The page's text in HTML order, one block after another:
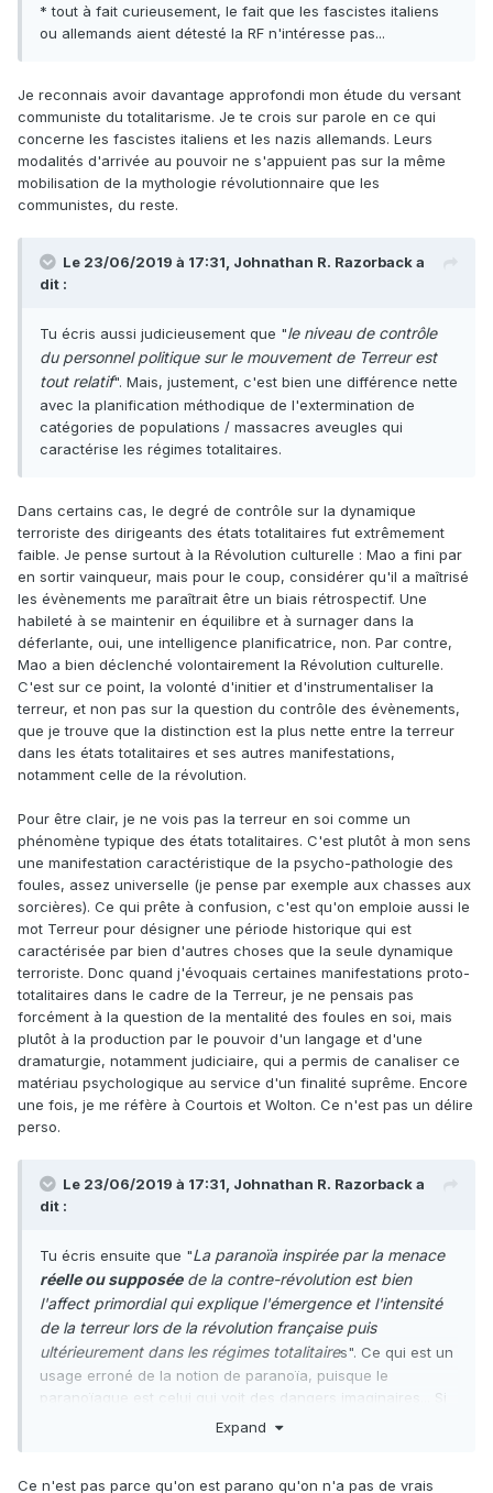
* tout à fait curieusement, le fait que les fascistes italiens
ou allemands aient détesté la RF n'intéresse pas...
Je reconnais avoir davantage approfondi mon étude du versant
communiste du totalitarisme. Je te crois sur parole en ce qui
concerne les fascistes italiens et les nazis allemands. Leurs
modalités d'arrivée au pouvoir ne s'appuient pas sur la même
mobilisation de la mythologie révolutionnaire que les
communistes, du reste.
Le 23/06/2019 à 17:31, Johnathan R. Razorbacka
dit :
Tu écris aussi judicieusement que "le niveau de contrôle
du personnel politique sur le mouvement de Terreur est
tout relatif". Mais, justement, c'est bien une différence nette
avec la planification méthodique de l'extermination de
catégories de populations / massacres aveugles qui
caractérise les régimes totalitaires.
Dans certains cas, le degré de contrôle sur la dynamique
terroriste des dirigeants des états totalitaires fut extrêmement
faible. Je pense surtout à la Révolution culturelle : Mao a fini par
en sortir vainqueur, mais pour le coup, considérer qu'il a maîtrisé
les évènements me paraîtrait être un biais rétrospectif. Une
habileté à se maintenir en équilibre et à surnager dans la
déferlante, oui, une intelligence planificatrice, non. Par contre,
Mao a bien déclenché volontairement la Révolution culturelle.
C'est sur ce point, la volonté d'initier et d'instrumentaliser la
terreur, et non pas sur la question du contrôle des évènements,
que je trouve que la distinction est la plus nette entre la terreur
dans les états totalitaires et ses autres manifestations,
notamment celle de la révolution.
Pour être clair, je ne vois pas la terreur en soi comme un
phénomène typique des états totalitaires. C'est plutôt à mon sens
une manifestation caractéristique de la psycho-pathologie des
foules, assez universelle (je pense par exemple aux chasses aux
sorcières). Ce qui prête à confusion, c'est qu'on emploie aussi le
mot Terreur pour désigner une période historique qui est
caractérisée par bien d'autres choses que la seule dynamique
terroriste. Donc quand j'évoquais certaines manifestations proto-
totalitaires dans le cadre de la Terreur, je ne pensais pas
forcément à la question de la mentalité des foules en soi, mais
plutôt à la production par le pouvoir d'un langage et d'une
dramaturgie, notamment judiciaire, qui a permis de canaliser ce
matériau psychologique au service d'un finalité suprême. Encore
une fois, je me réfère à Courtois et Wolton. Ce n'est pas un délire
perso.
Le 23/06/2019 à 17:31, Johnathan R. Razorbacka
dit :
Tu écris ensuite que "La paranoïa inspirée par la menace
réelle ou supposéede la contre-révolution est bien
l'affect primordial qui explique l'émergence et l'intensité
de la terreur lors de la révolution française puis
ultérieurement dans les régimes totalitaires". Ce qui est un
usage erroné de la notion de paranoïa, puisque le
paranoïaque est celui qui voit des dangers imaginaires... Si
la menace de la contre-révolution est réelle, alors sa
répression violente est une politique au moins rationnelle en
Expand
Ce n'est pas parce qu'on est parano qu'on n'a pas de vrais